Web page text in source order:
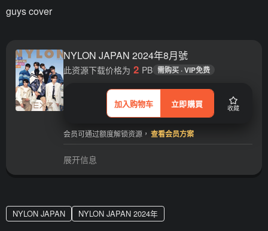
guys cover
NYLON JAPAN 2024年8月號
加入购物车 立即購買 收藏
此资源下载价格为 2 PB 需购买 · VIP免费
会员可通过额度解锁资源， 查看会员方案
展开信息
NYLON JAPAN NYLON JAPAN 2024年